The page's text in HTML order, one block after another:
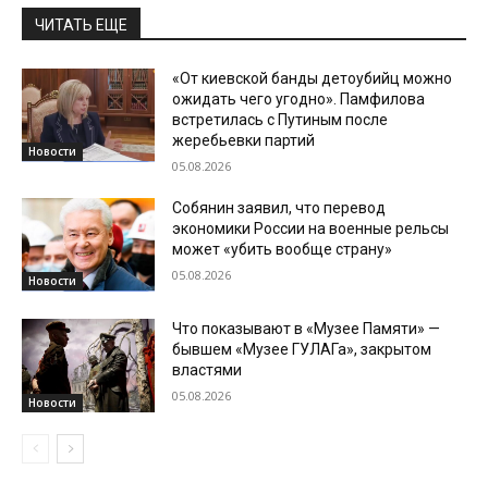
ЧИТАТЬ ЕЩЕ
Новости
«От киевской банды детоубийц можно
ожидать чего угодно». Памфилова
встретилась с Путиным после
жеребьевки партий
05.08.2026
Новости
Собянин заявил, что перевод
экономики России на военные рельсы
может «убить вообще страну»
05.08.2026
Новости
Что показывают в «Музее Памяти» —
бывшем «Музее ГУЛАГа», закрытом
властями
05.08.2026